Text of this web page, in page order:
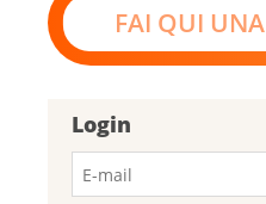
FAI QUI
Login